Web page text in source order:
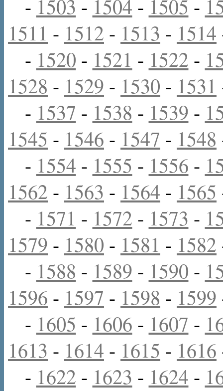
- 1503 - 1504 - 1505 -
1511 - 1512 - 1513 - 1514
- 1520 - 1521 - 1522 -
1528 - 1529 - 1530 - 1531
- 1537 - 1538 - 1539 -
1545 - 1546 - 1547 - 1548
- 1554 - 1555 - 1556 -
1562 - 1563 - 1564 - 1565
- 1571 - 1572 - 1573 -
1579 - 1580 - 1581 - 1582
- 1588 - 1589 - 1590 -
1596 - 1597 - 1598 - 1599
- 1605 - 1606 - 1607 -
1613 - 1614 - 1615 - 1616
- 1622 - 1623 - 1624 -